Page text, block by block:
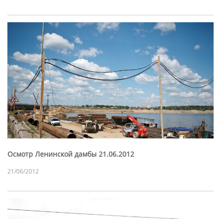
Осмотр Ленинской дамбы 21.06.2012
21/06/2012